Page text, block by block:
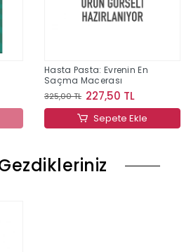
Hasta Pasta: Evrenin En
Saçma Macerası
325,00 TL 227,50 TL
Sepete Ekle